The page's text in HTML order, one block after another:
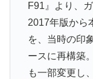
F91』より、
2017年版から
を、当時の印
ースに再構築
も一部変更し